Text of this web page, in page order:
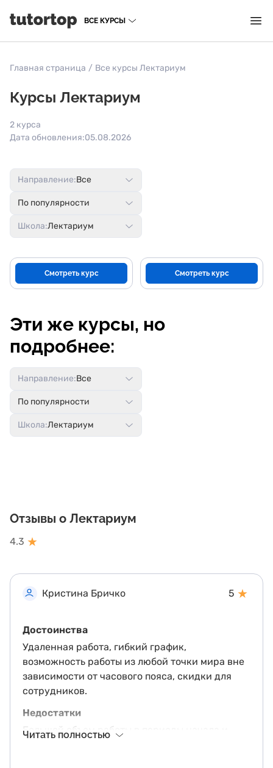
ВСЕ КУРСЫ
Главная страница / Все курсы Лектариум
Курсы Лектариум
2 курса
Дата обновления:05.08.2026
Школа:Лектариум
По популярности
Направление:Все
Смотреть курс Смотреть курс
Эти же курсы, но
подробнее:
Направление:Все
По популярности
Школа:Лектариум
Отзывы о Лектариум
4.3 ★
Кристина Бричко 5 ★
Достоинства
Удаленная работа, гибкий график,
возможность работы из любой точки мира вне
зависимости от часового пояса, скидки для
сотрудников.
Недостатки
Большой объем работы в периоды начала и
Читать полностью